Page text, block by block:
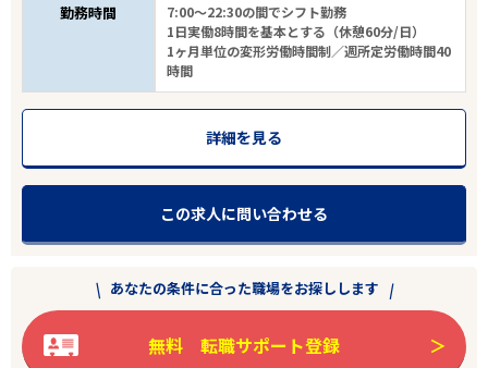
勤務時間
7:00～22:30の間でシフト勤務
1日実働8時間を基本とする（休憩60分/日）
1ヶ月単位の変形労働時間制／週所定労働時間40
時間
詳細を見る
この求人に問い合わせる
あなたの条件に合った職場をお探しします
無料 転職サポート登録